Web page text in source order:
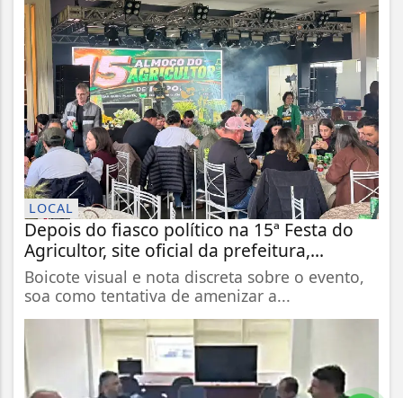
LOCAL
Depois do fiasco político na 15ª Festa do
Agricultor, site oficial da prefeitura,...
Boicote visual e nota discreta sobre o evento,
soa como tentativa de amenizar a...